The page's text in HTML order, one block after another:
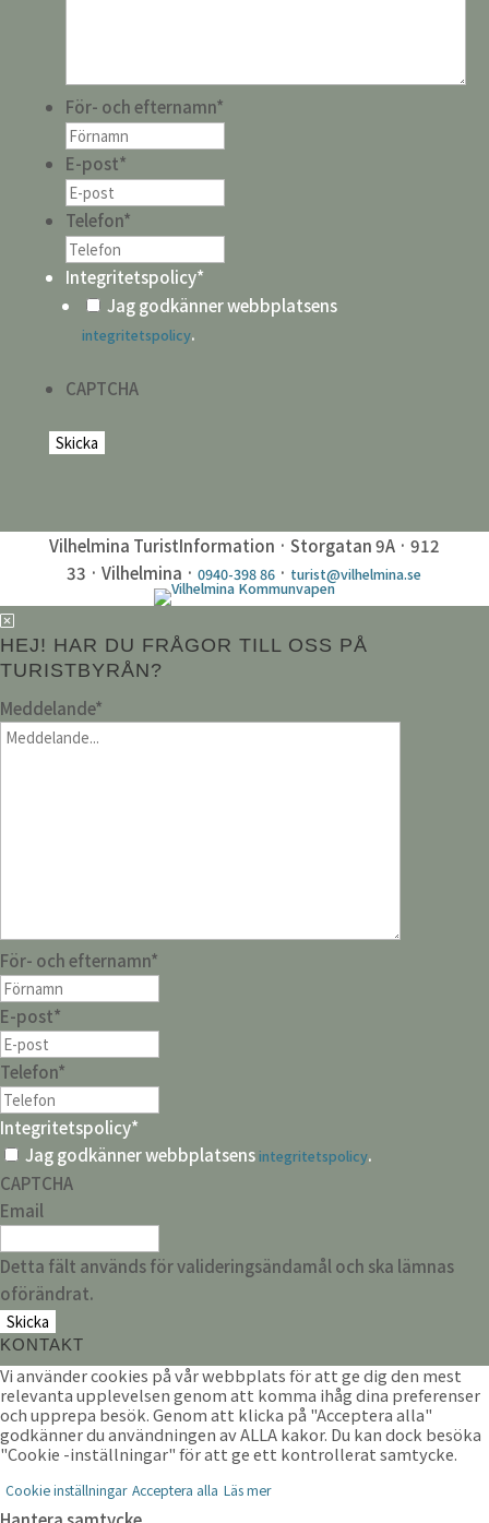
För- och efternamn*
E-post*
Telefon*
Integritetspolicy*
Jag godkänner webbplatsens
integritetspolicy.
CAPTCHA
Vilhelmina TuristInformation · Storgatan 9A · 912
33 · Vilhelmina ·0940-398 86 · turist@vilhelmina.se
HEJ! HAR DU FRÅGOR TILL OSS PÅ
TURISTBYRÅN?
Meddelande*
För- och efternamn*
E-post*
Telefon*
Integritetspolicy*
Jag godkänner webbplatsensintegritetspolicy.
CAPTCHA
Email
Detta fält används för valideringsändamål och ska lämnas
oförändrat.
KONTAKT
Vi använder cookies på vår webbplats för att ge dig den mest
relevanta upplevelsen genom att komma ihåg dina preferenser
och upprepa besök. Genom att klicka på "Acceptera alla"
godkänner du användningen av ALLA kakor. Du kan dock besöka
"Cookie -inställningar" för att ge ett kontrollerat samtycke.
Cookie inställningar Acceptera alla Läs mer